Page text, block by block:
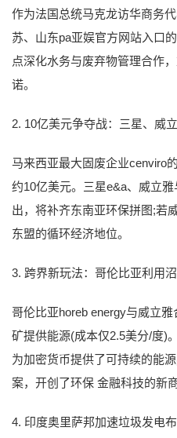
作为法国总统马克龙访华商务
苏、山东pa亚娱官方网站入口
点深化水务与废弃物管理合作
诺。
2. 10亿美元争夺战：三星、威
马来西亚最大固废企业cenviro
约10亿美元。三星e&a、威立
出，将补齐东南亚环保拼图;若
东盟的循环经济地位。
3. 跨界新玩法：哥伦比亚利用
哥伦比亚horeb energy与威立
矿提供能源(成本仅2.5美分/度)
为加密货币提供了可持续的能
案，开创了环保 金融科技的新
4. 印度奥里萨邦加速垃圾发电